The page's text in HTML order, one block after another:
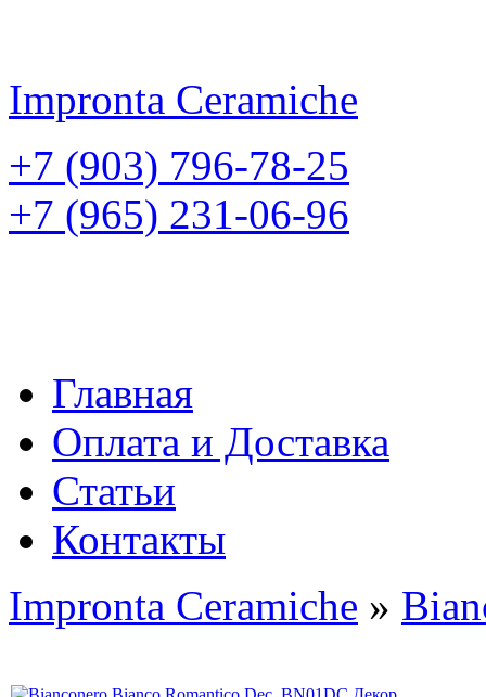
Impronta Ceramiche
+7 (903) 796-78-25
+7 (965) 231-06-96
Главная
Оплата и Доставка
Статьи
Контакты
Impronta Ceramiche »